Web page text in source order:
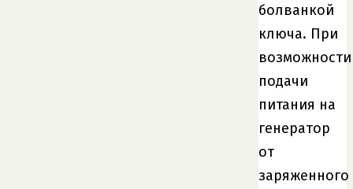
болванкой
ключа. При
возможности
подачи
питания на
генератор
от
заряженного